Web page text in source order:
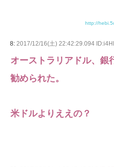
http://
8: 2017/12/16(土) 22:42:29.094
オーストラリアドル、銀
勧められた。
米ドルよりええの？